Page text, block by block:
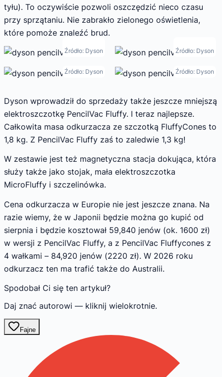
tyłu). To oczywiście pozwoli oszczędzić nieco czasu
przy sprzątaniu. Nie zabrakło zielonego oświetlenia,
które pomoże znaleźć brud.
Źródło: Dyson Źródło: Dyson
Źródło: Dyson Źródło: Dyson
Dyson wprowadził do sprzedaży także jeszcze mniejszą
elektroszczotkę PencilVac Fluffy. I teraz najlepsze.
Całkowita masa odkurzacza ze szczotką FluffyCones to
1,8 kg. Z PencilVac Fluffy zaś to zaledwie 1,3 kg!
W zestawie jest też magnetyczna stacja dokująca, która
służy także jako stojak, mała elektroszczotka
MicroFluffy i szczelinówka.
Cena odkurzacza w Europie nie jest jeszcze znana. Na
razie wiemy, że w Japonii będzie można go kupić od
sierpnia i będzie kosztował 59,840 jenów (ok. 1600 zł)
w wersji z PencilVac Fluffy, a z PencilVac Fluffycones z
4 wałkami – 84,920 jenów (2220 zł). W 2026 roku
odkurzacz ten ma trafić także do Australii.
Spodobał Ci się ten artykuł?
Daj znać autorowi — kliknij wielokrotnie.
Fajne